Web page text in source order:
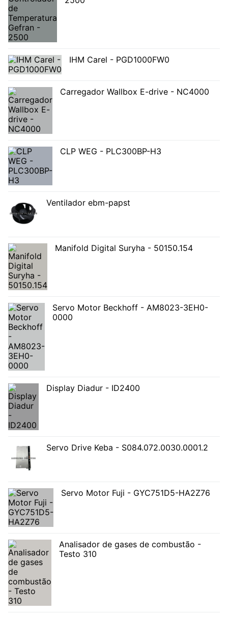
IHM Carel - PGD1000FW0
Carregador Wallbox E-drive - NC4000
CLP WEG - PLC300BP-H3
Ventilador ebm-papst
Manifold Digital Suryha - 50150.154
Servo Motor Beckhoff - AM8023-3EH0-
0000
Display Diadur - ID2400
Servo Drive Keba - S084.072.0030.0001.2
Servo Motor Fuji - GYC751D5-HA2Z76
Analisador de gases de combustão -
Testo 310